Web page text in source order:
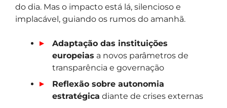
do dia. Mas o impacto está lá, silencioso e
implacável, guiando os rumos do amanhã.
Adaptação das instituições
europeias a novos parâmetros de
transparência e governação
Reflexão sobre autonomia
estratégica diante de crises externas